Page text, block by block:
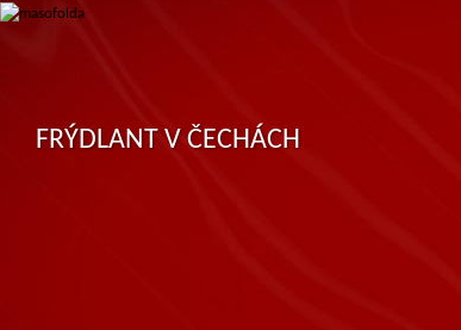
FRÝDLANT V ČECHÁCH